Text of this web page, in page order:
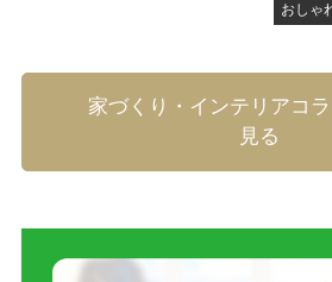
おしゃ
家づくり・インテリアコ
見る